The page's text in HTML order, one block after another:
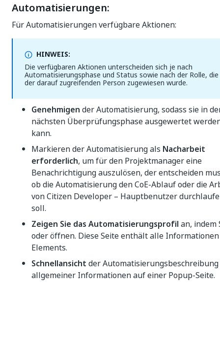
Automatisierungen:
Für Automatisierungen verfügbare Aktionen:
HINWEIS:
Die verfügbaren Aktionen unterscheiden sich je nach
Automatisierungsphase und Status sowie nach der Rolle, die
der darauf zugreifenden Person zugewiesen wurde.
Genehmigen der Automatisierung, sodass sie in
nächsten Überprüfungsphase ausgewertet
kann.
Markieren der Automatisierung als Nacharbeit
erforderlich, um für den Projektmanager eine
Benachrichtigung auszulösen, der entscheiden
ob die Automatisierung den CoE-Ablauf oder die
von Citizen Developer – Hauptbenutzer
soll.
Zeigen Sie das Automatisierungsprofil an, indem
oder öffnen. Diese Seite enthält alle
Elements.
Schnellansicht der
allgemeiner Informationen auf einer Popup-Seite.